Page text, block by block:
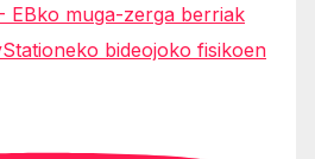
EBko muga-zerga berriak
bideojoko fisikoen